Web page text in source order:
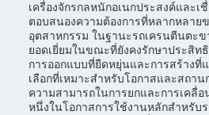
เครื่องจักรกลหนักอเนกประสงค์และเ
ตอบสนองความต้องการที่หลากหลาย
อุตสาหกรรม ในฐานะรถเครนตีนตะ
ยอดเยี่ยมในขณะที่ยังคงรักษาประสิท
การออกแบบที่ยืดหยุ่นและการสร้างที่
เลือกที่เหมาะสำหรับโอกาสและสถา
ความสามารถในการยกและการเคลื่
หนึ่งในโอกาสการใช้งานหลักสำหรับ